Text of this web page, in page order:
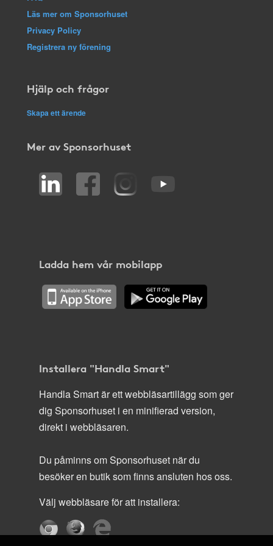
Läs mer om Sponsorhuset
Privacy Policy
Registrera ny förening
Hjälp och frågor
Skapa ett ärende
Mer av Sponsorhuset
Ladda hem vår mobilapp
Installera "Handla Smart"
Handla Smart är ett webbläsartillägg som ger
dig Sponsorhuset i en minifierad version,
direkt i webbläsaren.
Du påminns om Sponsorhuset när du
besöker en butik som finns ansluten hos oss.
Välj webbläsare för att installera: